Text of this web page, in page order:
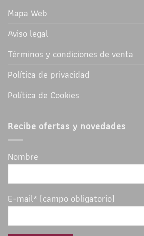
Mapa Web
Aviso legal
Términos y condiciones de venta
Política de privacidad
Política de Cookies
Recibe ofertas y novedades
Nombre
E-mail* (campo obligatorio)